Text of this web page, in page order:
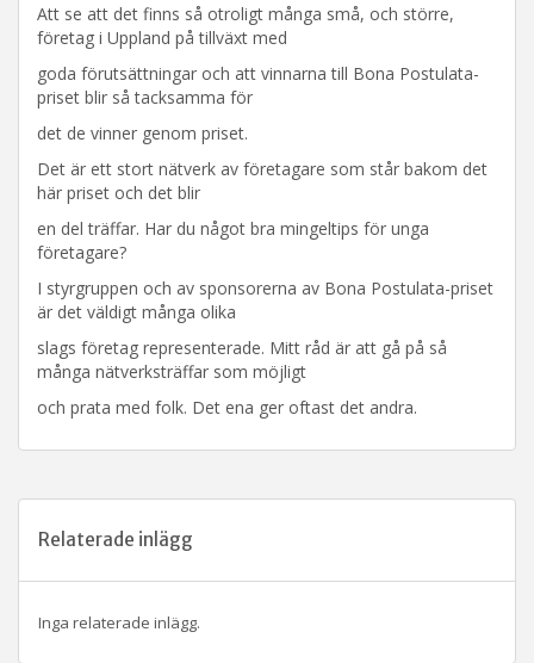
Att se att det finns så otroligt många små, och större,
företag i Uppland på tillväxt med
goda förutsättningar och att vinnarna till Bona Postulata-
priset blir så tacksamma för
det de vinner genom priset.
Det är ett stort nätverk av företagare som står bakom det
här priset och det blir
en del träffar. Har du något bra mingeltips för unga
företagare?
I styrgruppen och av sponsorerna av Bona Postulata-priset
är det väldigt många olika
slags företag representerade. Mitt råd är att gå på så
många nätverksträffar som möjligt
och prata med folk. Det ena ger oftast det andra.
Relaterade inlägg
Inga relaterade inlägg.